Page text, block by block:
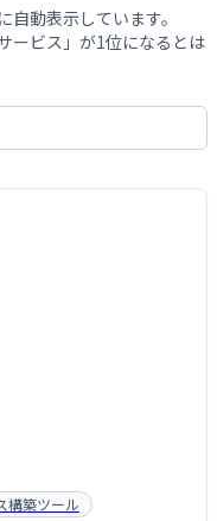
動表示しています。
ービス」が1位になるとは
構築ツール